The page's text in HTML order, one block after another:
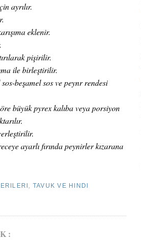
ayrılır.
eklenir.
pişirilir.
ile birleştirilir.
beşamel sos ve peynr rendesi
büyük pyrex kalıba veya porsiyon
ayarlı fırında peynirler kızarana
TAVUK VE HINDI